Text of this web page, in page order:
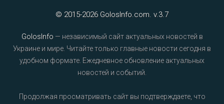
© 2015-2026 GolosInfo.com. v.3.7
GolosInfo — независимый сайт актуальных новостей в
Украине и мире. Читайте только главные новости сегодня в
удобном формате. Ежедневное обновление актуальных
новостей и событий.
Продолжая просматривать сайт вы подтверждаете, что